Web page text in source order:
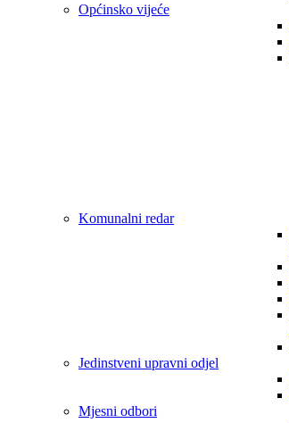
Općinsko vijeće
Komunalni redar
Jedinstveni upravni odjel
Mjesni odbori